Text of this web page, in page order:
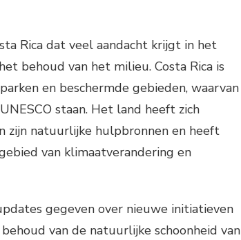
Rica dat veel aandacht krijgt in het
behoud van het milieu. Costa Rica is
en beschermde gebieden, waarvan
staan. Het land heeft zich
zijn natuurlijke hulpbronnen en heeft
van klimaatverandering en
gegeven over nieuwe initiatieven
van de natuurlijke schoonheid van